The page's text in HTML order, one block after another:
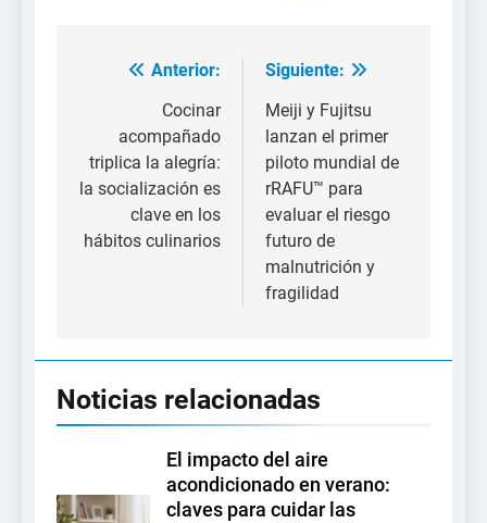
Navegación
entradas
Anterior:
Cocinar
acompañado
triplica la alegría:
la socialización es
clave en los
hábitos culinarios
Siguiente:
Meiji y Fujitsu
lanzan el primer
piloto mundial de
rRAFU™ para
evaluar el riesgo
futuro de
malnutrición y
fragilidad
Noticias relacionadas
El impacto del aire
acondicionado en verano:
claves para cuidar las